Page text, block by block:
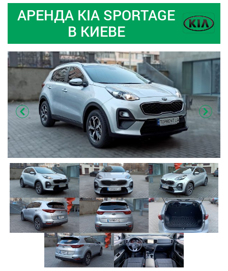
АРЕНДА KIA SPORTAGE
В КИЕВЕ